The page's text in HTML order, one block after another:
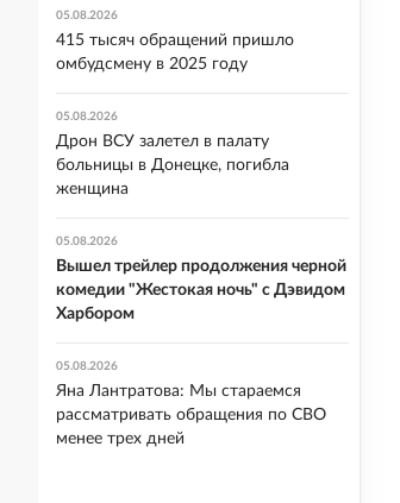
05.08.2026
415 тысяч обращений пришло
омбудсмену в 2025 году
05.08.2026
Дрон ВСУ залетел в палату
больницы в Донецке, погибла
женщина
05.08.2026
Вышел трейлер продолжения черной
комедии "Жестокая ночь" с Дэвидом
Харбором
05.08.2026
Яна Лантратова: Мы стараемся
рассматривать обращения по СВО
менее трех дней